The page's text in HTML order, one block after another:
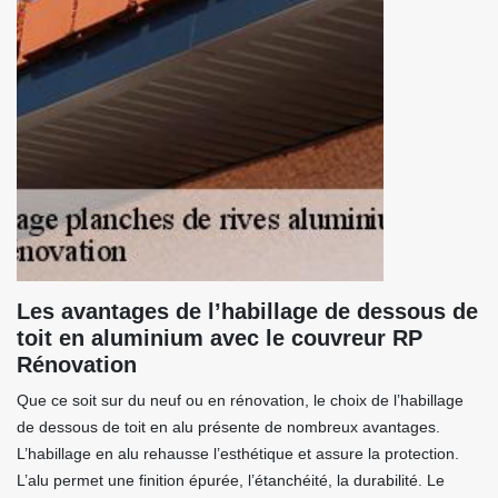
Les avantages de l’habillage de dessous de
toit en aluminium avec le couvreur RP
Rénovation
Que ce soit sur du neuf ou en rénovation, le choix de l’habillage
de dessous de toit en alu présente de nombreux avantages.
L’habillage en alu rehausse l’esthétique et assure la protection.
L’alu permet une finition épurée, l’étanchéité, la durabilité. Le